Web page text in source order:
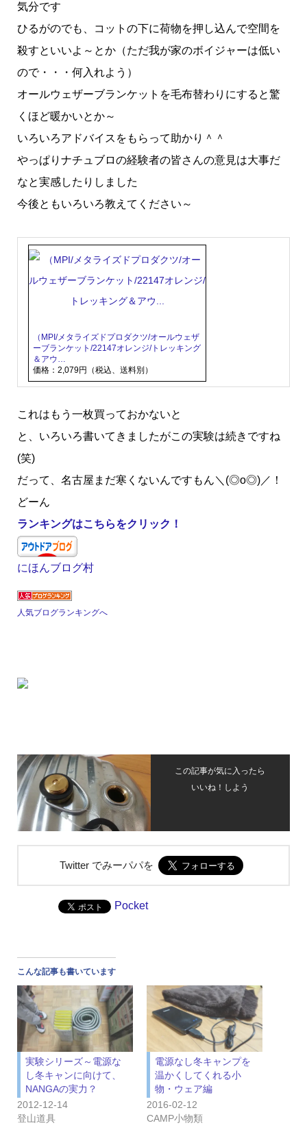
気分です
ひるがのでも、コットの下に荷物を押し込んで空間を
殺すといいよ～とか（ただ我が家のボイジャーは低い
ので・・・何入れよう）
オールウェザーブランケットを毛布替わりにすると驚
くほど暖かいとか～
いろいろアドバイスをもらって助かり＾＾
やっぱりナチュブロの経験者の皆さんの意見は大事だ
なと実感したりしました
今後ともいろいろ教えてください～
（MPI/メタライズドプロダクツ/オールウェザ
ーブランケット/22147オレンジ/トレッキング
＆アウ…
価格：2,079円（税込、送料別）
これはもう一枚買っておかないと
と、いろいろ書いてきましたがこの実験は続きですね
(笑)
だって、名古屋まだ寒くないんですもん＼(◎o◎)／！
どーん
ランキングはこちらをクリック！
にほんブログ村
人気ブログランキングへ
この記事が気に入ったら
いいね！しよう
Twitter でみーパパを
Pocket
こんな記事も書いています
実験シリーズ～電源な
し冬キャンに向けて、
NANGAの実力？
2012-12-14
登山道具
電源なし冬キャンプを
温かくしてくれる小
物・ウェア編
2016-02-12
CAMP小物類